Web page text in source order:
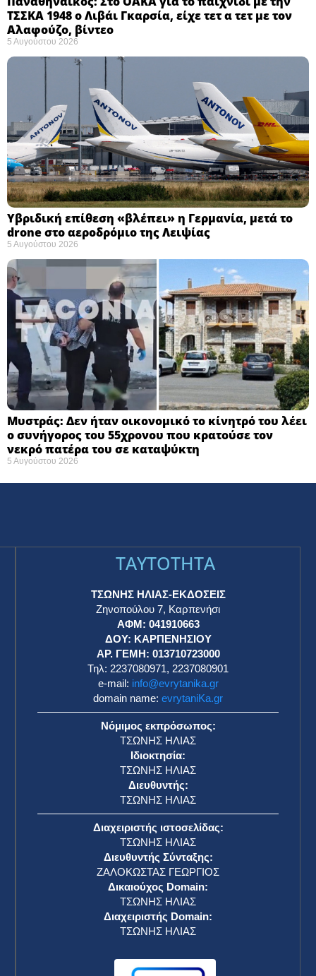
ΤΣΣΚΑ 1948 ο Λιβάι Γκαρσία, είχε τετ α τετ με τον
Αλαφούζο, βίντεο
5 Αυγούστου 2026
Υβριδική επίθεση «βλέπει» η Γερμανία, μετά το
drone στο αεροδρόμιο της Λειψίας
5 Αυγούστου 2026
Μυστράς: Δεν ήταν οικονομικό το κίνητρό του λέει
ο συνήγορος του 55χρονου που κρατούσε τον
νεκρό πατέρα του σε καταψύκτη
5 Αυγούστου 2026
TAYTOTHTA
ΤΣΩΝΗΣ ΗΛΙΑΣ-ΕΚΔΟΣΕΙΣ
Ζηνοπούλου 7, Καρπενήσι
ΑΦΜ: 041910663
ΔΟΥ: ΚΑΡΠΕΝΗΣΙΟΥ
ΑΡ. ΓΕΜΗ: 013710723000
Τηλ: 2237080971, 2237080901
e-mail: info@evrytanika.gr
domain name: evrytaniKa.gr
Νόμιμος εκπρόσωπος:
ΤΣΩΝΗΣ ΗΛΙΑΣ
Ιδιοκτησία:
ΤΣΩΝΗΣ ΗΛΙΑΣ
Διευθυντής:
ΤΣΩΝΗΣ ΗΛΙΑΣ
Διαχειριστής ιστοσελίδας:
ΤΣΩΝΗΣ ΗΛΙΑΣ
Διευθυντής Σύνταξης:
ΖΑΛΟΚΩΣΤΑΣ ΓΕΩΡΓΙΟΣ
Δικαιούχος Domain:
ΤΣΩΝΗΣ ΗΛΙΑΣ
Διαχειριστής Domain:
ΤΣΩΝΗΣ ΗΛΙΑΣ